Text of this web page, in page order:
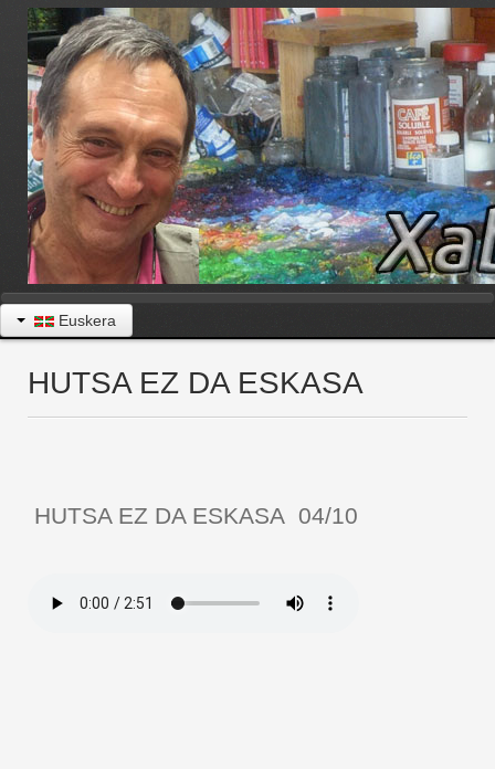
Euskera
HUTSA EZ DA ESKASA
HUTSA EZ DA ESKASA 04/10